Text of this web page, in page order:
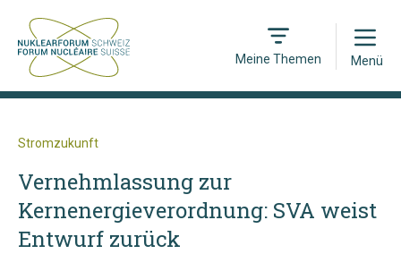
Meine Themen
Open
Menü
Stromzukunft
Vernehmlassung zur
Kernenergieverordnung: SVA weist
Entwurf zurück